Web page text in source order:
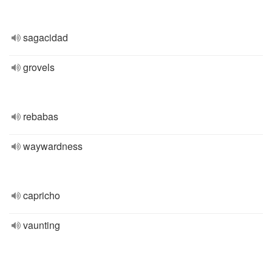
sagacidad
grovels
rebabas
waywardness
capricho
vaunting